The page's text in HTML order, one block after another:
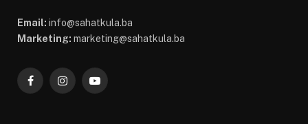
Email: info@sahatkula.ba
Marketing: marketing@sahatkula.ba
FacebookInstagramYouTube